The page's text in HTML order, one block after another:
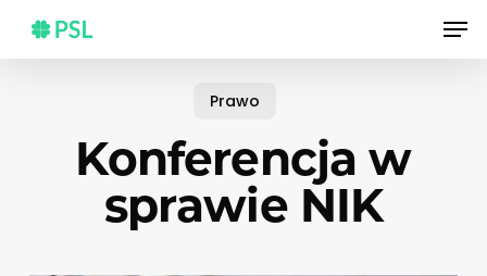
main
Prawo
Konferencja w
sprawie NIK